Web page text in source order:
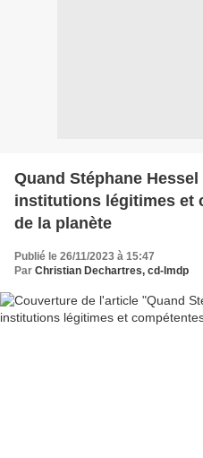
Quand Stéphane
institutions légitimes et
de la planète
Publié le 26/11/2023 à 15:47
Par Christian Dechartres, cd-lmdp